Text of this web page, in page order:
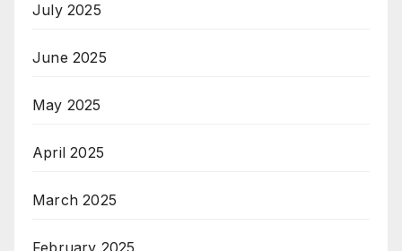
July 2025
June 2025
May 2025
April 2025
March 2025